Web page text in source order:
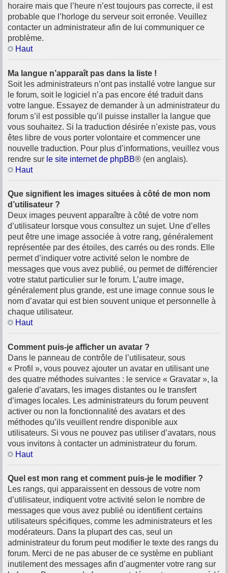
horaire mais que l’heure n’est toujours pas correcte, il est
probable que l’horloge du serveur soit erronée. Veuillez
contacter un administrateur afin de lui communiquer ce
problème.
Haut
Ma langue n’apparaît pas dans la liste !
Soit les administrateurs n’ont pas installé votre langue sur
le forum, soit le logiciel n’a pas encore été traduit dans
votre langue. Essayez de demander à un administrateur du
forum s’il est possible qu’il puisse installer la langue que
vous souhaitez. Si la traduction désirée n’existe pas, vous
êtes libre de vous porter volontaire et commencer une
nouvelle traduction. Pour plus d’informations, veuillez vous
rendre sur le site internet de phpBB® (en anglais).
Haut
Que signifient les images situées à côté de mon nom
d’utilisateur ?
Deux images peuvent apparaître à côté de votre nom
d’utilisateur lorsque vous consultez un sujet. Une d’elles
peut être une image associée à votre rang, généralement
représentée par des étoiles, des carrés ou des ronds. Elle
permet d’indiquer votre activité selon le nombre de
messages que vous avez publié, ou permet de différencier
votre statut particulier sur le forum. L’autre image,
généralement plus grande, est une image connue sous le
nom d’avatar qui est bien souvent unique et personnelle à
chaque utilisateur.
Haut
Comment puis-je afficher un avatar ?
Dans le panneau de contrôle de l’utilisateur, sous
« Profil », vous pouvez ajouter un avatar en utilisant une
des quatre méthodes suivantes : le service « Gravatar », la
galerie d’avatars, les images distantes ou le transfert
d’images locales. Les administrateurs du forum peuvent
activer ou non la fonctionnalité des avatars et des
méthodes qu’ils veuillent rendre disponible aux
utilisateurs. Si vous ne pouvez pas utiliser d’avatars, nous
vous invitons à contacter un administrateur du forum.
Haut
Quel est mon rang et comment puis-je le modifier ?
Les rangs, qui apparaissent en dessous de votre nom
d’utilisateur, indiquent votre activité selon le nombre de
messages que vous avez publié ou identifient certains
utilisateurs spécifiques, comme les administrateurs et les
modérateurs. Dans la plupart des cas, seul un
administrateur du forum peut modifier le texte des rangs du
forum. Merci de ne pas abuser de ce système en publiant
inutilement des messages afin d’augmenter votre rang sur